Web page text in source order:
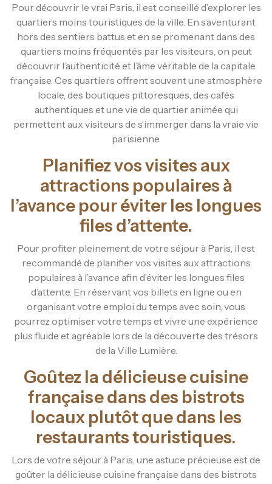
Pour découvrir le vrai Paris, il est conseillé d’explorer les
quartiers moins touristiques de la ville. En s’aventurant
hors des sentiers battus et en se promenant dans des
quartiers moins fréquentés par les visiteurs, on peut
découvrir l’authenticité et l’âme véritable de la capitale
française. Ces quartiers offrent souvent une atmosphère
locale, des boutiques pittoresques, des cafés
authentiques et une vie de quartier animée qui
permettent aux visiteurs de s’immerger dans la vraie vie
parisienne.
Planifiez vos visites aux
attractions populaires à
l’avance pour éviter les longues
files d’attente.
Pour profiter pleinement de votre séjour à Paris, il est
recommandé de planifier vos visites aux attractions
populaires à l’avance afin d’éviter les longues files
d’attente. En réservant vos billets en ligne ou en
organisant votre emploi du temps avec soin, vous
pourrez optimiser votre temps et vivre une expérience
plus fluide et agréable lors de la découverte des trésors
de la Ville Lumière.
Goûtez la délicieuse cuisine
française dans des bistrots
locaux plutôt que dans les
restaurants touristiques.
Lors de votre séjour à Paris, une astuce précieuse est de
goûter la délicieuse cuisine française dans des bistrots